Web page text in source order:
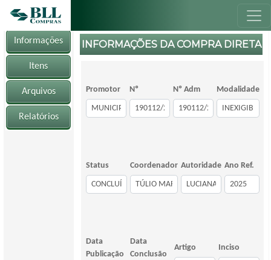
Informações
Itens
Arquivos
Relatórios
INFORMAÇÕES DA COMPRA DIRETA
Promotor Nº Nº Adm Modalidade
Status Coordenador Autoridade Ano Ref.
Data
Publicação
Data
Conclusão
Artigo Inciso